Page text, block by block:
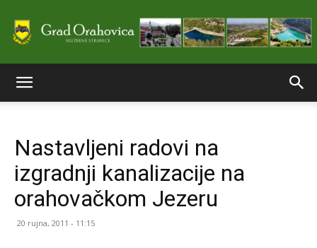
stranice
Grada
Nastavljeni radovi na
izgradnji kanalizacije na
orahovačkom Jezeru
20 rujna, 2011 - 11:15